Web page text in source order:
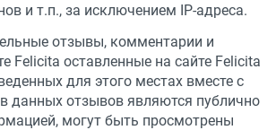
и т.п., за исключением IP-адреса.
отзывы, комментарии и
Felicita оставленные на сайте Felicita
для этого местах вместе с
данных отзывов являются публично
могут быть просмотрены